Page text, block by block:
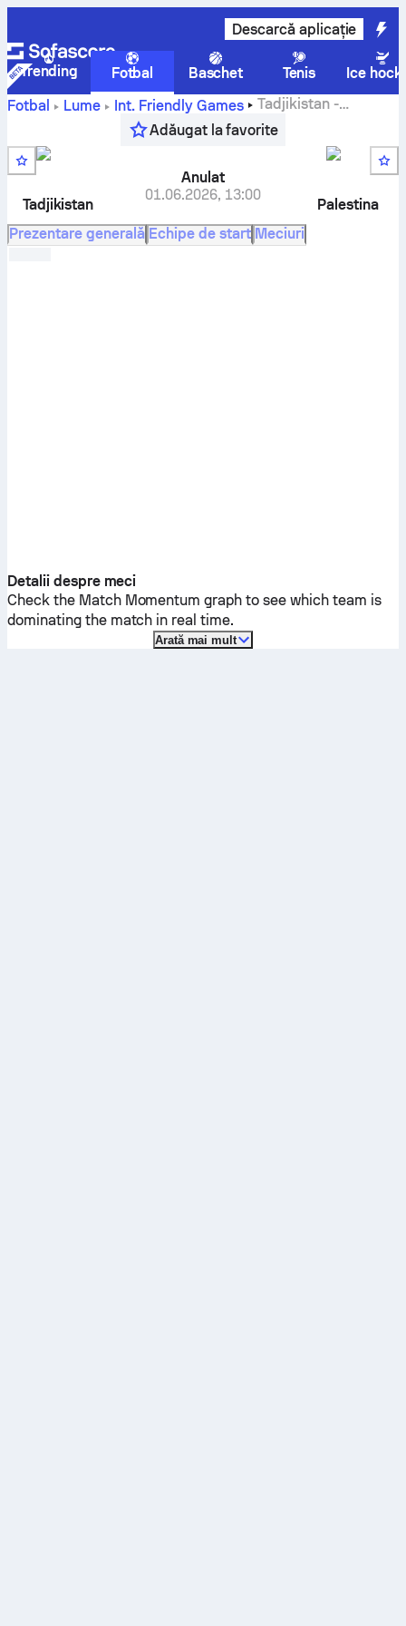
Descarcă aplicație
Trending Fotbal Baschet Tenis
Ice
Fotbal
Lume Int. Friendly Games Tadjikistan-
scor live, rezultate H2H, clasament și predicție
Adăugat la favorite
Tadjikistan
Anulat
01.06.2026, 13:00
Palestina
Prezentare generală Echipe de start Meciuri
Detalii despre meci
Check the Match Momentum graph to see which team is
dominating the match in real time.
Arată mai mult